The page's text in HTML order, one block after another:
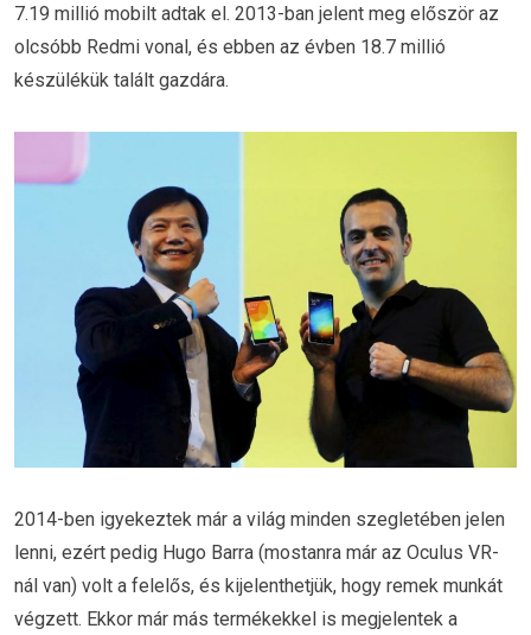
7.19 millió mobilt adtak el. 2013-ban jelent meg először az
olcsóbb Redmi vonal, és ebben az évben 18.7 millió
készülékük talált gazdára.
2014-ben igyekeztek már a világ minden szegletében jelen
lenni, ezért pedig Hugo Barra (mostanra már az Oculus VR-
nál van) volt a felelős, és kijelenthetjük, hogy remek munkát
végzett. Ekkor már más termékekkel is megjelentek a